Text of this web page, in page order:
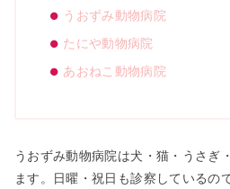
うおずみ動物病院
たにや動物病院
あおねこ動物病院
うおずみ動物病院は犬・猫・うさぎ
ます。日曜・祝日も診察しているの